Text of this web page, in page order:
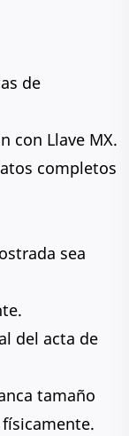
de
con Llave MX.
completos
sea
del acta de
tamaño